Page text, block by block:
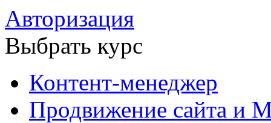
Авторизация
Выбрать курс
Контент-менеджер
Продвижение сайта и